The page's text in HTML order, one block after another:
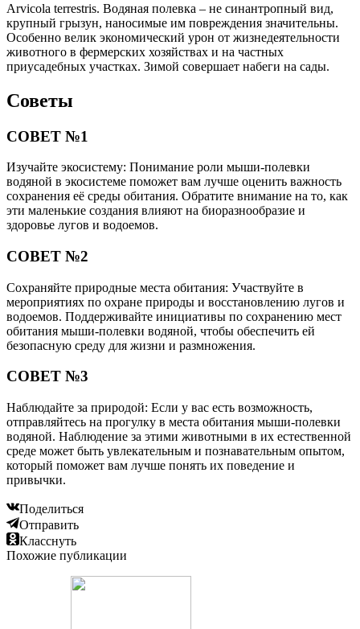
Arvicola terrestris. Водяная полевка – не синантропный вид,
крупный грызун, наносимые им повреждения значительны.
Особенно велик экономический урон от жизнедеятельности
животного в фермерских хозяйствах и на частных
приусадебных участках. Зимой совершает набеги на сады.
Советы
СОВЕТ №1
Изучайте экосистему: Понимание роли мыши-полевки
водяной в экосистеме поможет вам лучше оценить важность
сохранения её среды обитания. Обратите внимание на то, как
эти маленькие создания влияют на биоразнообразие и
здоровье лугов и водоемов.
СОВЕТ №2
Сохраняйте природные места обитания: Участвуйте в
мероприятиях по охране природы и восстановлению лугов и
водоемов. Поддерживайте инициативы по сохранению мест
обитания мыши-полевки водяной, чтобы обеспечить ей
безопасную среду для жизни и размножения.
СОВЕТ №3
Наблюдайте за природой: Если у вас есть возможность,
отправляйтесь на прогулку в места обитания мыши-полевки
водяной. Наблюдение за этими животными в их естественной
среде может быть увлекательным и познавательным опытом,
который поможет вам лучше понять их поведение и
привычки.
Поделиться
Отправить
Класснуть
Похожие публикации